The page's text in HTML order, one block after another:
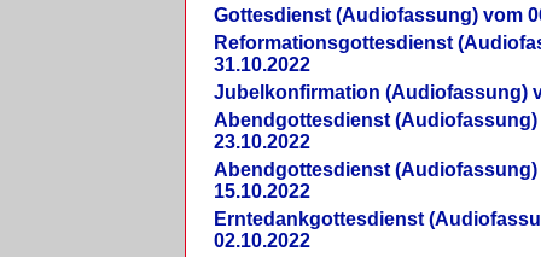
Gottesdienst (Audiofassung) vom
Reformationsgottesdienst
31.10.2022
Jubelkonfirmation (Audiofassung)
Abendgottesdienst (Audiofassung)
23.10.2022
Abendgottesdienst (Audiofassung)
15.10.2022
Erntedankgottesdienst
02.10.2022